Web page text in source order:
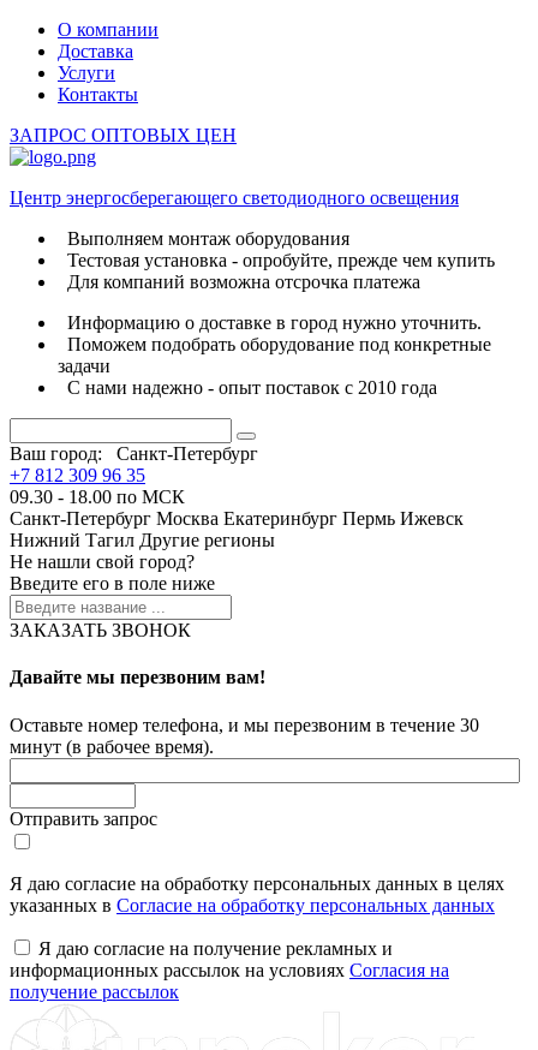
О компании
Доставка
Услуги
Контакты
ЗАПРОС ОПТОВЫХ ЦЕН
Центр энергосберегающего светодиодного освещения
Выполняем монтаж оборудования
Тестовая установка - опробуйте, прежде чем купить
Для компаний возможна отсрочка платежа
Информацию о доставке в город нужно уточнить.
Поможем подобрать оборудование под конкретные
задачи
С нами надежно - опыт поставок с 2010 года
Ваш город:
Санкт-Петербург
+7 812 309 96 35
09.30 - 18.00 по МСК
Санкт-Петербург Москва Екатеринбург Пермь Ижевск
Нижний Тагил Другие регионы
Не нашли свой город?
Введите его в поле ниже
ЗАКАЗАТЬ ЗВОНОК
Давайте мы перезвоним вам!
Оставьте номер телефона, и мы перезвоним в течение 30
минут (в рабочее время).
Отправить запрос
Я даю согласие на обработку персональных данных в целях
указанных в Согласие на обработку персональных данных
Я даю согласие на получение рекламных и
информационных рассылок на условиях Согласия на
получение рассылок